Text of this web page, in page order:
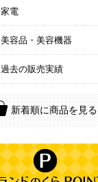
家電
美容品・美容機器
過去の販売実績
新着順に商品を見る